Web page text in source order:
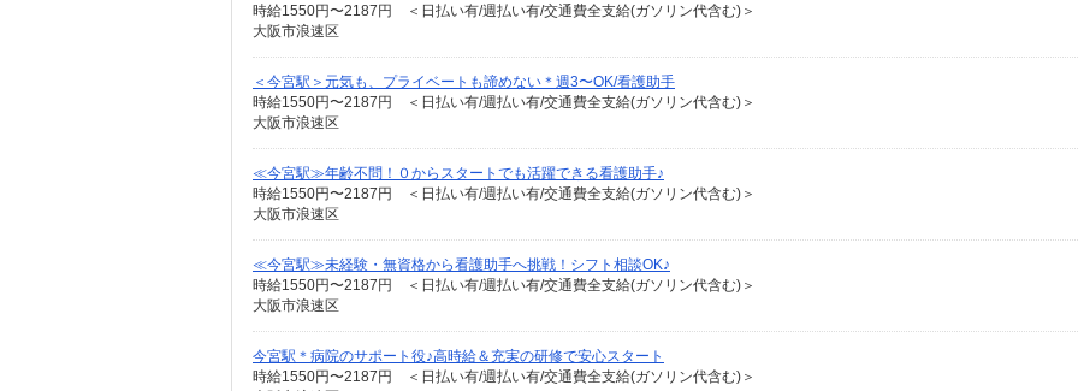
時給1550円〜2187円 ＜日払い有/週払い有/交通費全支給(ガソリン代含む)＞
大阪市浪速区
＜今宮駅＞元気も、プライベートも諦めない＊週3〜OK/看護助手
時給1550円〜2187円 ＜日払い有/週払い有/交通費全支給(ガソリン代含む)＞
大阪市浪速区
≪今宮駅≫年齢不問！０からスタートでも活躍できる看護助手♪
時給1550円〜2187円 ＜日払い有/週払い有/交通費全支給(ガソリン代含む)＞
大阪市浪速区
≪今宮駅≫未経験・無資格から看護助手へ挑戦！シフト相談OK♪
時給1550円〜2187円 ＜日払い有/週払い有/交通費全支給(ガソリン代含む)＞
大阪市浪速区
今宮駅＊病院のサポート役♪高時給＆充実の研修で安心スタート
時給1550円〜2187円 ＜日払い有/週払い有/交通費全支給(ガソリン代含む)＞